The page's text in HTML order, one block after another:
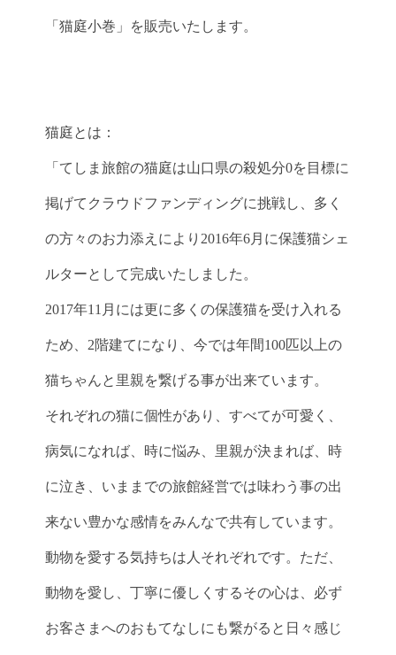
「猫庭小巻」を販売いたします。
猫庭とは：
「てしま旅館の猫庭は山口県の殺処分0を目標に
掲げてクラウドファンディングに挑戦し、多く
の方々のお力添えにより2016年6月に保護猫シェ
ルターとして完成いたしました。
2017年11月には更に多くの保護猫を受け入れる
ため、2階建てになり、今では年間100匹以上の
猫ちゃんと里親を繋げる事が出来ています。
それぞれの猫に個性があり、すべてが可愛く、
病気になれば、時に悩み、里親が決まれば、時
に泣き、いままでの旅館経営では味わう事の出
来ない豊かな感情をみんなで共有しています。
動物を愛する気持ちは人それぞれです。ただ、
動物を愛し、丁寧に優しくするその心は、必ず
お客さまへのおもてなしにも繋がると日々感じ